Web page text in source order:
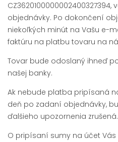
objednávky. Po dokončení
niekoľkých minút na Vašu e-
faktúru na platbu tovaru na
Tovar bude odoslaný ihneď
našej banky.
Ak nebude platba pripísaná
deň po zadaní objednávky,
ďalšieho upozornenia zrušená.
O pripísaní sumy na účet